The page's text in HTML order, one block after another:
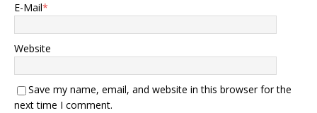
E-Mail*
Website
Save my name, email, and website in this browser for the
next time I comment.